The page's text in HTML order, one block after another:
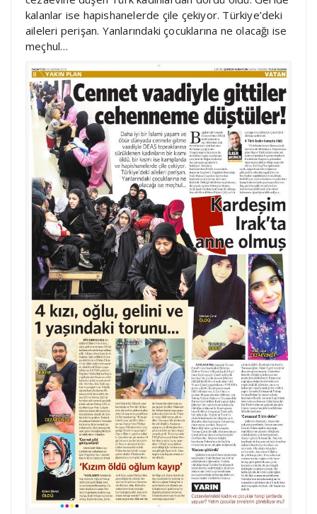
kalanlar ise hapishanelerde çile çekiyor. Türkiye’deki
aileleri perişan. Yanlarındaki çocuklarına ne olacağı ise
meçhul…